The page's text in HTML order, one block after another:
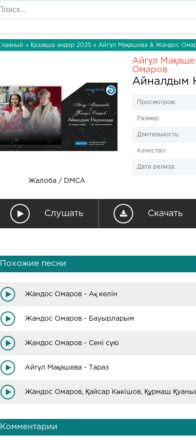
Главный » Қазақша әндер 2025 » Айгүл Мақашева & Жандос
Жалоба / DMCA
Айгүл
Омаров
Айналдым
Просмотров:
Размер:
Длительность:
Качество:
Дата релиза:
Слушать Скачать
Похожие песни
Жандос Омаров - Ақ келін
Жандос Омаров - Бауырларым
Жандос Омаров - Сені сүю
Айгүл Мақашева - Тараз
Комментарии